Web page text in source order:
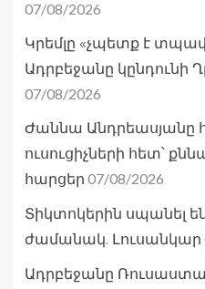
07/08/2026
Կրեմլը «չպետք է
Ադրբեջանը կընդունի
07/08/2026
Ժաննա Անդրեասյանը
ուսուցիչների հետ՝
հարցեր 07/08/2026
Տիկտոկերին սպանել
ժամանակ. Լուսանկար
Ադրբեջանը